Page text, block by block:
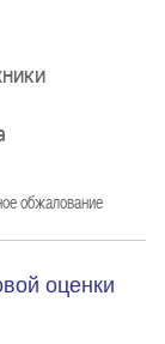
обжалование
оценки